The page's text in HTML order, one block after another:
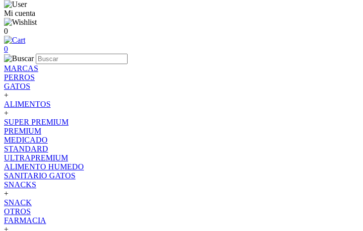
Mi cuenta
0
0
MARCAS
PERROS
GATOS
+
ALIMENTOS
+
SUPER PREMIUM
PREMIUM
MEDICADO
STANDARD
ULTRAPREMIUM
ALIMENTO HUMEDO
SANITARIO GATOS
SNACKS
+
SNACK
OTROS
FARMACIA
+